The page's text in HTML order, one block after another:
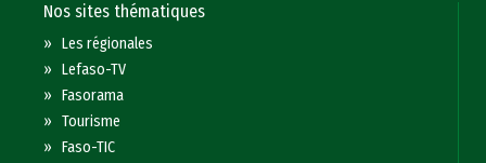
Nos sites thématiques
»Les régionales
»Lefaso-TV
»Fasorama
»Tourisme
»Faso-TIC